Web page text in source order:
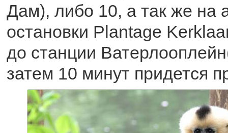
Дам), либо 10, а так же на
остановки Plantage
до станции
затем 10 минут придется